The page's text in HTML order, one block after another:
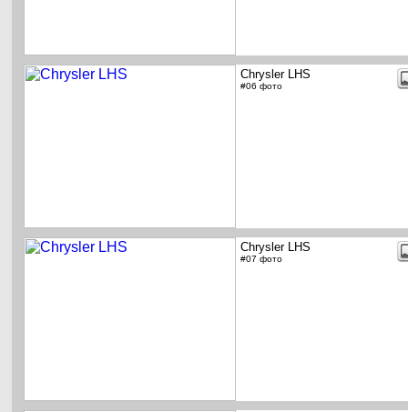
Chrysler LHS
#06 фото
Chrysler LHS
#07 фото